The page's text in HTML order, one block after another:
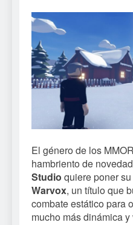
El género de los
hambriento de
Studio quiere poner
Warvox, un título que
combate estático para
mucho más dinámica y